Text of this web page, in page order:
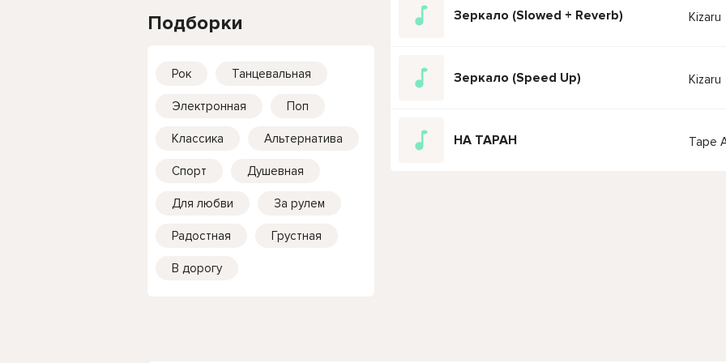
Подборки
Рок Танцевальная
Электронная Поп
Классика Альтернатива
Спорт Душевная
Для любви За рулем
Радостная Грустная
В дорогу
Зеркало (Slowed + Reverb) Kizaru
Зеркало (Speed Up) Kizaru
НА ТАРАН Tape